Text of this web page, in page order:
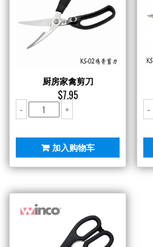
厨房家禽剪刀
$7.95
-
房
剪
刀
量
+
加入购物车
-